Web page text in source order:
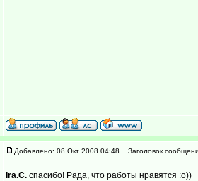
Добавлено: 08 Окт 2008 04:48 Заголовок
Ira.C. спасибо! Рада, что работы нравятся :о))